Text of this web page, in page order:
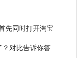
先同时打开淘宝